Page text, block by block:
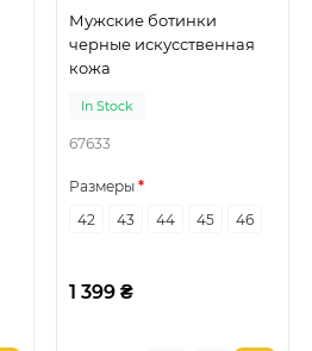
Мужские ботинки
черные искусственная
кожа
In Stock
67633
Размеры
42
43 44 45 46
1 399 ₴